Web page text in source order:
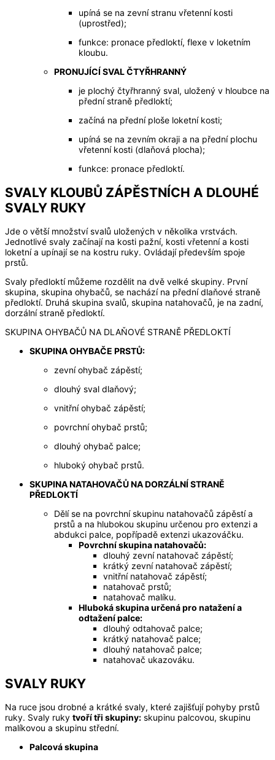
upíná se na zevní stranu vřetenní kosti
(uprostřed);
funkce: pronace předloktí, flexe v loketním
kloubu.
PRONUJÍCÍ SVAL ČTYŘHRANNÝ
je plochý čtyřhranný sval, uložený v hloubce na
přední straně předloktí;
začíná na přední ploše loketní kosti;
upíná se na zevním okraji a na přední plochu
vřetenní kosti (dlaňová plocha);
funkce: pronace předloktí.
SVALY KLOUBŮ ZÁPĚSTNÍCH A DLOUHÉ
SVALY RUKY
Jde o větší množství svalů uložených v několika vrstvách.
Jednotlivé svaly začínají na kosti pažní, kosti vřetenní a kosti
loketní a upínají se na kostru ruky. Ovládají především spoje
prstů.
Svaly předloktí můžeme rozdělit na dvě velké skupiny. První
skupina, skupina ohybačů, se nachází na přední dlaňové straně
předloktí. Druhá skupina svalů, skupina natahovačů, je na zadní,
dorzální straně předloktí.
SKUPINA OHYBAČŮ NA DLAŇOVÉ STRANĚ PŘEDLOKTÍ
SKUPINA OHYBAČE PRSTŮ:
zevní ohybač zápěstí;
dlouhý sval dlaňový;
vnitřní ohybač zápěstí;
povrchní ohybač prstů;
dlouhý ohybač palce;
hluboký ohybač prstů.
SKUPINA NATAHOVAČŮ NA DORZÁLNÍ STRANĚ
PŘEDLOKTÍ
Dělí se na povrchní skupinu natahovačů zápěstí a
prstů a na hlubokou skupinu určenou pro extenzi a
abdukci palce, popřípadě extenzi ukazováčku.
Povrchní skupina natahovačů:
dlouhý zevní natahovač zápěstí;
krátký zevní natahovač zápěstí;
vnitřní natahovač zápěstí;
natahovač prstů;
natahovač malíku.
Hluboká skupina určená pro natažení a
odtažení palce:
dlouhý odtahovač palce;
krátký natahovač palce;
dlouhý natahovač palce;
natahovač ukazováku.
SVALY RUKY
Na ruce jsou drobné a krátké svaly, které zajišťují pohyby prstů
ruky. Svaly ruky tvoří tři skupiny: skupinu palcovou, skupinu
malíkovou a skupinu střední.
Palcová skupina